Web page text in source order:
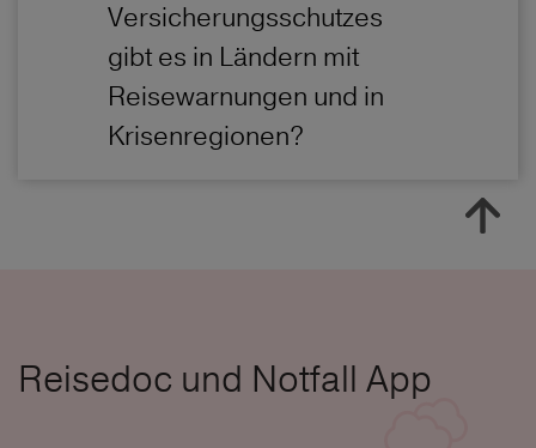
Versicherungsschutzes
gibt es in Ländern mit
Reisewarnungen und in
Krisenregionen?
Reisedoc und Notfall App